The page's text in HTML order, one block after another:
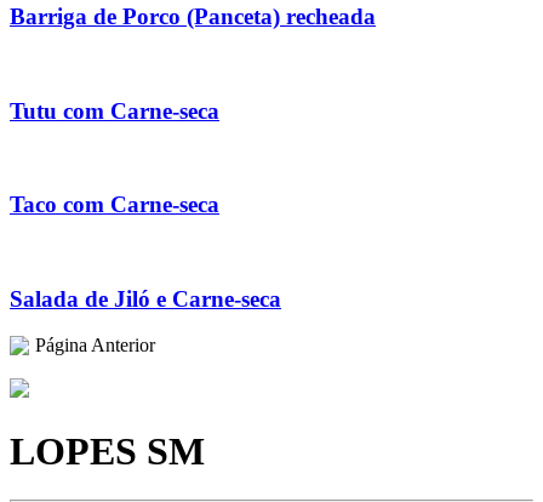
Barriga de Porco (Panceta) recheada
Tutu com Carne-seca
Taco com Carne-seca
Salada de Jiló e Carne-seca
Página Anterior
LOPES SM